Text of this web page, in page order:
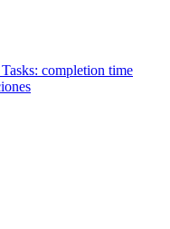
Tasks: completion time